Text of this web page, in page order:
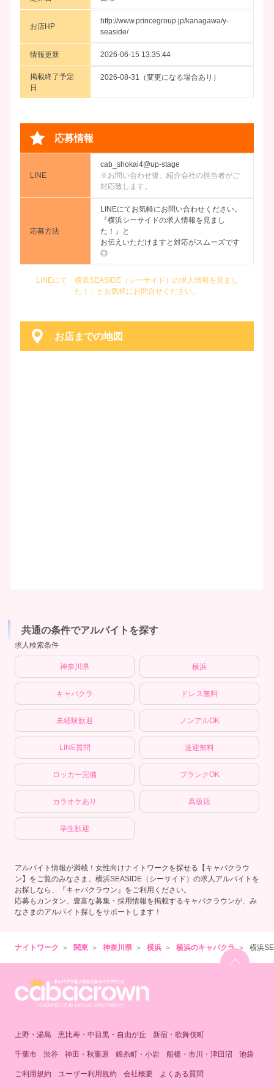
お店HP
http://www.princegroup.jp/kanagawa/y-
seaside/
情報更新 2026-06-15 13:35:44
掲載終了予定
日
2026-08-31（変更になる場合あり）
応募情報
LINE
cab_shokai4@up-stage
※お問い合わせ後、紹介会社の担当者がご
対応致します。
応募方法
LINEにてお気軽にお問い合わせください。
『横浜シーサイドの求人情報を見まし
た！』と
お伝えいただけますと対応がスムーズです
◎
LINEにて「横浜SEASIDE（シーサイド）の求人情報を見まし
た！」とお気軽にお問合せください。
お店までの地図
共通の条件でアルバイトを探す
求人検索条件
神奈川県 横浜
キャバクラ ドレス無料
未経験歓迎 ノンアルOK
LINE質問 送迎無料
ロッカー完備 ブランクOK
カラオケあり 高級店
学生歓迎
アルバイト情報が満載！女性向けナイトワークを探せる【キャバクラウ
ン】をご覧のみなさま。横浜SEASIDE（シーサイド）の求人アルバイトを
お探しなら、『キャバクラウン』をご利用ください。
応募もカンタン、豊富な募集・採用情報を掲載するキャバクラウンが、み
なさまのアルバイト探しをサポートします！
ナイトワーク 関東 神奈川県 横浜 横浜のキャバクラ 横浜
上野・湯島 恵比寿・中目黒・自由が丘 新宿・歌舞伎町
千葉市 渋谷 神田・秋葉原 錦糸町・小岩 船橋・市川・津田沼 池袋
ご利用規約 ユーザー利用規約 会社概要 よくある質問